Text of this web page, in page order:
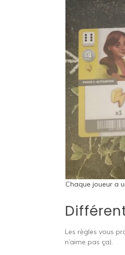
Chaque joueur a
Les règles vous
n’aime pas ça).